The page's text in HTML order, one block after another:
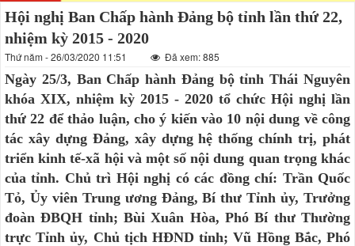
Hội nghị Ban Chấp hành Đảng bộ tỉnh lần thứ 22,
nhiệm kỳ 2015 - 2020
Thứ năm - 26/03/2020 11:51 Đã xem: 885
Ngày 25/3, Ban Chấp hành Đảng bộ tỉnh Thái Nguyên
khóa XIX, nhiệm kỳ 2015 - 2020 tổ chức Hội nghị lần
thứ 22 để thảo luận, cho ý kiến vào 10 nội dung về công
tác xây dựng Đảng, xây dựng hệ thống chính trị, phát
triển kinh tế-xã hội và một số nội dung quan trọng khác
của tỉnh. Chủ trì Hội nghị có các đồng chí: Trần Quốc
Tỏ, Ủy viên Trung ương Đảng, Bí thư Tỉnh ủy, Trưởng
đoàn ĐBQH tỉnh; Bùi Xuân Hòa, Phó Bí thư Thường
trực Tỉnh ủy, Chủ tịch HĐND tỉnh; Vũ Hồng Bắc, Phó